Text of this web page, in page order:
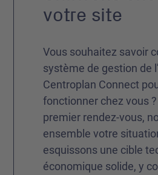
votre site
Vous souhaitez savoir
système de gestion de
Centroplan Connect
fonctionner chez vous ?
premier rendez-vous,
ensemble votre
esquissons une cible
économique solide, y